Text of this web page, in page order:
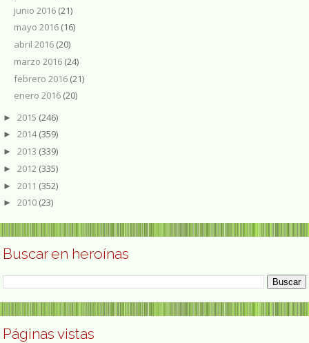
junio 2016 (21)
mayo 2016 (16)
abril 2016 (20)
marzo 2016 (24)
febrero 2016 (21)
enero 2016 (20)
► 2015 (246)
► 2014(359)
► 2013 (339)
► 2012 (335)
► 2011 (352)
► 2010 (23)
Buscar en heroínas
Páginas vistas